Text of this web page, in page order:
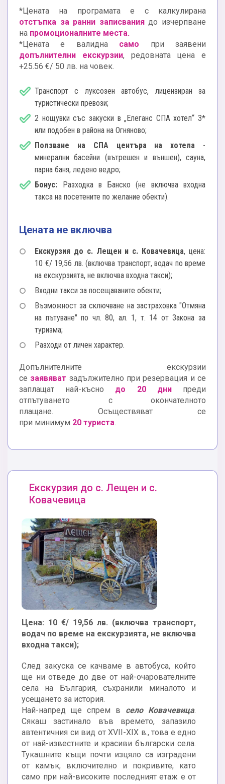
*Цената на програмата е с калкулирана
отстъпка за ранни записваниядо изчерпване
на промоционалните места.
*Цената е валидна само при заявени
допълнителни екскурзии, редовната цена е
+25.56 €/ 50 лв. на човек.
Транспорт с луксозен автобус, лицензиран за
туристически превози;
2 нощувки със закуски в „Елеганс СПА хотел“ 3*
или подобен в района на Огняново;
Ползване на СПА центъра на хотела -
минерални басейни (вътрешен и външен), сауна,
парна баня, ледено ведро;
Бонус: Разходка в Банско (не включва входна
такса на посетените по желание обекти).
Цената не включва
Екскурзия до с. Лещен и с. Ковачевица, цена:
10 €/ 19,56 лв. (включва транспорт, водач по време
на екскурзията, не включва входна такси);
Входни такси за посещаваните обекти;
Възможност за сключване на застраховка "Отмяна
на пътуване" по чл. 80, ал. 1, т. 14 от Закона за
туризма;
Разходи от личен характер.
Допълнителните екскурзии
се заявяват задължително при резервация и се
заплащат най-късно до 20 днипреди
отпътуването с окончателното
плащане. Осъществяват се
при минимум 20 туриста.
Екскурзия до с. Лещен и с.
Ковачевица
Цена: 10 €/ 19,56 лв. (включва транспорт,
водач по време на екскурзията, не включва
входна такси);
След закуска се качваме в автобуса, който
ще ни отведе до две от най-очарователните
села на България, съхранили миналото и
усещането за история.
Най-напред ще спрем в село Ковачевица.
Сякаш застинало във времето, запазило
автентичния си вид от XVII-XIX в., това е едно
от най-известните и красиви български села.
Тукашните къщи почти изцяло са изградени
от камък, включително и покривите, като
само при най-високите последният етаж е от